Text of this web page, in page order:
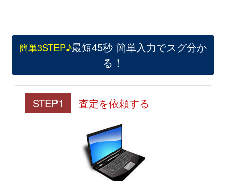
簡単3STEP♪最短45秒 簡単入力でスグ分か
る！
STEP1 査定を依頼する